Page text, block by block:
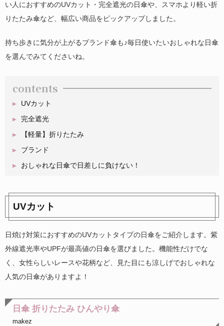
い人におすすめのUVカット・完全遮光の日傘や、スマホより軽い折
りたたみ傘など、幅広い商品をピックアップしました。
持ち歩きに気分が上がるブランド傘も♪毎日使いたいおしゃれな日傘
を選んでみてくださいね。
contents
UVカット
完全遮光
【軽量】折りたたみ
ブランド
おしゃれな日傘で日差しに負けない！
UVカット
日焼け対策におすすめのUVカットタイプの日傘をご紹介します。紫
外線遮光率やUPFが最高値の日傘を選びました。機能性だけでな
く、女性らしいレースや花柄など、見た目にも涼しげでおしゃれな
人気の日傘がありますよ！
日傘 折りたたみ ひんやり傘
makez